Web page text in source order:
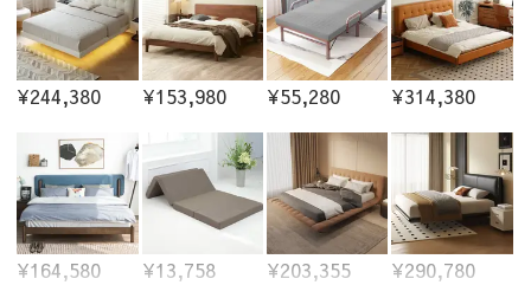
¥244,380 ¥153,980 ¥55,280 ¥314,380
¥164,580 ¥13,758 ¥203,355
¥290,780